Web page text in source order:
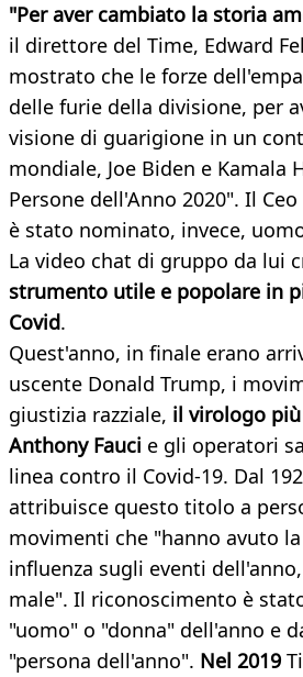
"Per aver cambiato la storia
il direttore del Time, Edward
mostrato che le forze
delle furie della divisione, per
visione di guarigione in un
mondiale, Joe Biden e Kamala
Persone dell'Anno 2020". Il
è stato nominato, invece,
La video chat di gruppo da lui
strumento utile e popolare in
Covid.
Quest'anno, in finale erano
uscente Donald Trump, i
giustizia razziale, il virologo
Anthony Fauci e gli operatori
linea contro il Covid-19. Dal
attribuisce questo titolo a
movimenti che "hanno avuto
influenza sugli eventi
male". Il riconoscimento è
"uomo" o "donna" dell'anno e
"persona dell'anno". Nel 2019